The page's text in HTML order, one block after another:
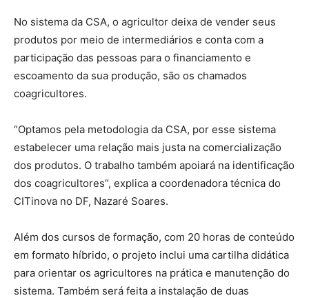
No sistema da CSA, o agricultor deixa de vender seus
produtos por meio de intermediários e conta com a
participação das pessoas para o financiamento e
escoamento da sua produção, são os chamados
coagricultores.
“Optamos pela metodologia da CSA, por esse sistema
estabelecer uma relação mais justa na comercialização
dos produtos. O trabalho também apoiará na identificação
dos coagricultores”, explica a coordenadora técnica do
CITinova no DF, Nazaré Soares.
Além dos cursos de formação, com 20 horas de conteúdo
em formato híbrido, o projeto inclui uma cartilha didática
para orientar os agricultores na prática e manutenção do
sistema. Também será feita a instalação de duas